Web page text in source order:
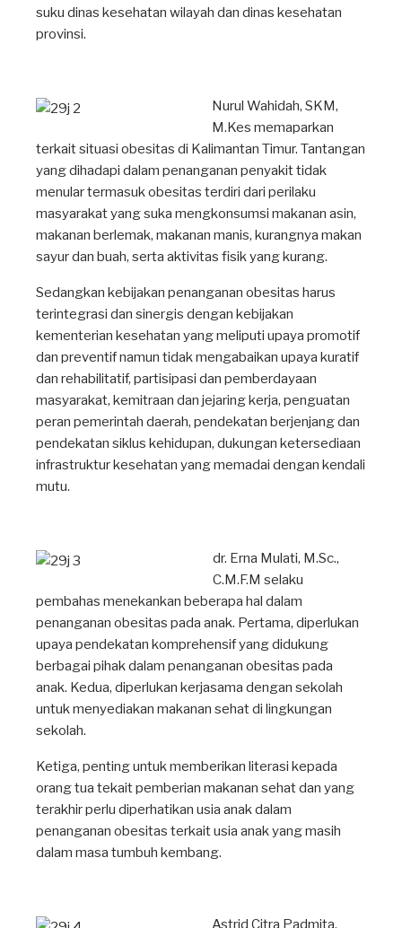
suku dinas kesehatan wilayah dan dinas kesehatan
provinsi.
Nurul Wahidah, SKM,
M.Kes memaparkan
terkait situasi obesitas di Kalimantan Timur. Tantangan
yang dihadapi dalam penanganan penyakit tidak
menular termasuk obesitas terdiri dari perilaku
masyarakat yang suka mengkonsumsi makanan asin,
makanan berlemak, makanan manis, kurangnya makan
sayur dan buah, serta aktivitas fisik yang kurang.
Sedangkan kebijakan penanganan obesitas harus
terintegrasi dan sinergis dengan kebijakan
kementerian kesehatan yang meliputi upaya promotif
dan preventif namun tidak mengabaikan upaya kuratif
dan rehabilitatif, partisipasi dan pemberdayaan
masyarakat, kemitraan dan jejaring kerja, penguatan
peran pemerintah daerah, pendekatan berjenjang dan
pendekatan siklus kehidupan, dukungan ketersediaan
infrastruktur kesehatan yang memadai dengan kendali
mutu.
dr. Erna Mulati, M.Sc.,
C.M.F.M selaku
pembahas menekankan beberapa hal dalam
penanganan obesitas pada anak. Pertama, diperlukan
upaya pendekatan komprehensif yang didukung
berbagai pihak dalam penanganan obesitas pada
anak. Kedua, diperlukan kerjasama dengan sekolah
untuk menyediakan makanan sehat di lingkungan
sekolah.
Ketiga, penting untuk memberikan literasi kepada
orang tua tekait pemberian makanan sehat dan yang
terakhir perlu diperhatikan usia anak dalam
penanganan obesitas terkait usia anak yang masih
dalam masa tumbuh kembang.
Astrid Citra Padmita,